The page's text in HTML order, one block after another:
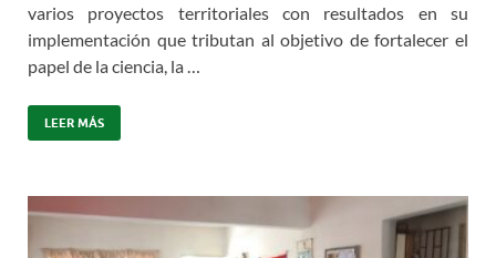
varios proyectos territoriales con resultados en su
implementación que tributan al objetivo de fortalecer el
papel de la ciencia, la …
LEER MÁS